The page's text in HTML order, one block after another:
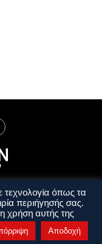
Όροι Χρήσης
τεχνολογία όπως τα
περιήγησής σας.
χρήση αυτής της
Αποδοχή